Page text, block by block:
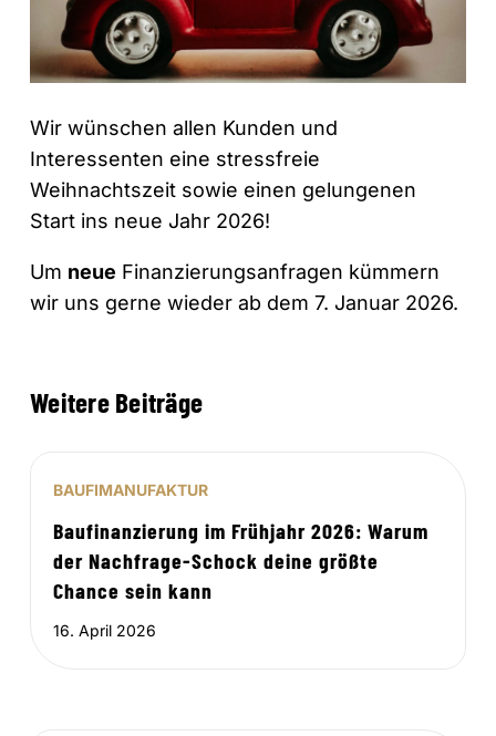
Wir wünschen allen Kunden und
Interessenten eine stressfreie
Weihnachtszeit sowie einen gelungenen
Start ins neue Jahr 2026!
Um neue Finanzierungsanfragen kümmern
wir uns gerne wieder ab dem 7. Januar 2026.
Weitere Beiträge
BAUFIMANUFAKTUR
Baufinanzierung im Frühjahr 2026: Warum
der Nachfrage-Schock deine größte
Chance sein kann
16. April 2026